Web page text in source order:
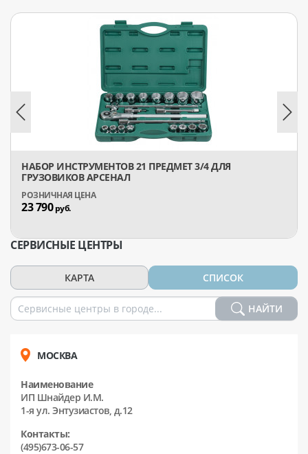
НАБОР ИНСТРУМЕНТОВ 21 ПРЕДМЕТ 3/4 ДЛЯ
ГРУЗОВИКОВ АРСЕНАЛ
23 790руб.
СЕРВИСНЫЕ ЦЕНТРЫ
КАРТА СПИСОК
НАЙТИ
МОСКВА
Наименование
ИП Шнайдер И.М.
1-я ул. Энтузиастов, д.12
Контакты:
(495)673-06-57